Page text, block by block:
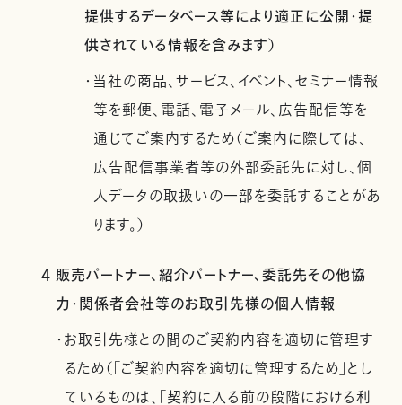
提供するデータベース等により適正に公開・提
供されている情報を含みます）
・当社の商品、サービス、イベント、セミナー情報
等を郵便、電話、電子メール、広告配信等を
通じてご案内するため（ご案内に際しては、
広告配信事業者等の外部委託先に対し、個
人データの取扱いの一部を委託することがあ
ります。）
4 販売パートナー、紹介パートナー、委託先その他協
力・関係者会社等のお取引先様の個人情報
・お取引先様との間のご契約内容を適切に管理す
るため（「ご契約内容を適切に管理するため」とし
ているものは、「契約に入る前の段階における利